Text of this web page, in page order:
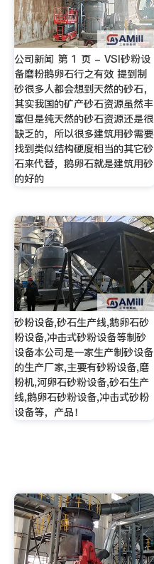
公司新闻 第 1 页 - VSI砂粉设
备磨粉鹅卵石行之有效 提到制
砂很多人都会想到天然的砂石，
其实我国的矿产砂石资源虽然丰
富但是纯天然的砂石资源还是很
缺乏的，所以很多建筑用砂需要
找到类似结构硬度相当的其它砂
石来代替，鹅卵石就是建筑用砂
的好的
砂粉设备,砂石生产线,鹅卵石砂
粉设备,冲击式砂粉设备等制砂
设备本公司是一家生产制砂设备
的生产厂家,主要有砂粉设备,磨
粉机,河卵石砂粉设备,砂石生产
线,鹅卵石砂粉设备,冲击式砂粉
设备等，产品！